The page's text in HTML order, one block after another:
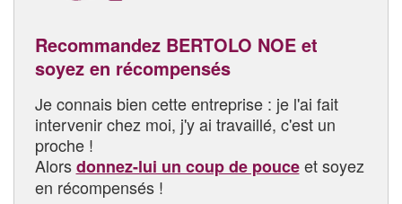
Recommandez BERTOLO NOE et
soyez en récompensés
Je connais bien cette entreprise : je l'ai fait
intervenir chez moi, j'y ai travaillé, c'est un
proche !
Alorsdonnez-lui un coup de pouceet soyez
en récompensés !